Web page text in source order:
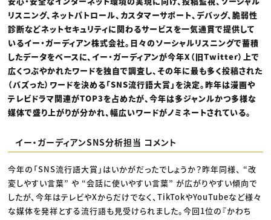
リスニング、ネットパトロール、カスタマーサポート、デバッグ、脆弱性
診断などネットセキュリティに関わるサービスを一気通貫で提供して
いるイー・ガーディアン株式会社。日々のソーシャルリスニングで蓄積
したデータをベースに、イー・ガーディアンが今年X（旧Twitter）上で
広くつぶやかれたワードを独自で調査し、その年に最も多く投稿された
（バズった）ワードを決める「SNS流行語大賞」を決定。昨年は漫画や
テレビドラマ関連がTOP3を占めたが、今年は多ジャンルかつ多様な
媒体で盛り上がりが分かれ、幅広いワードがノミネートされている。
イー・ガーディアンSNS分析担当 コメント
今年の「SNS流行語大賞」はいかがだったでしょうか？昨年同様、 “改
変しやすい言葉” や “会話に使いやすい言葉” が広がりやすい傾向で
したが、今年はテレビやXからだけでなく、TikTokやYouTubeなど様々
な媒体を発祥とする流行語も見受けられました。今回1位の『かわち